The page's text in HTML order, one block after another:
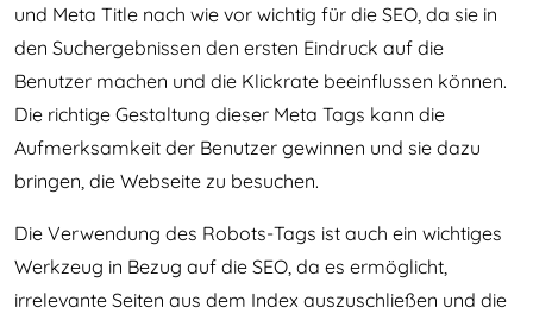
und Meta Title nach wie vor wichtig für die SEO, da sie in
den Suchergebnissen den ersten Eindruck auf die
Benutzer machen und die Klickrate beeinflussen können.
Die richtige Gestaltung dieser Meta Tags kann die
Aufmerksamkeit der Benutzer gewinnen und sie dazu
bringen, die Webseite zu besuchen.
Die Verwendung des Robots-Tags ist auch ein wichtiges
Werkzeug in Bezug auf die SEO, da es ermöglicht,
irrelevante Seiten aus dem Index auszuschließen und die